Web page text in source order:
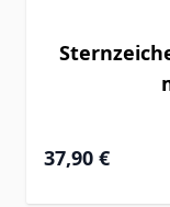
37,90 €